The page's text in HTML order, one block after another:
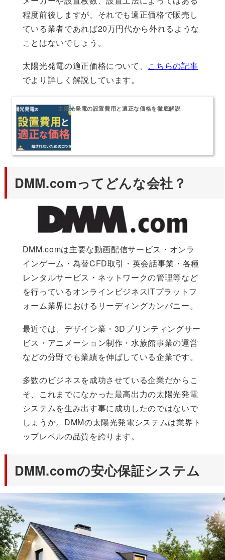
程度前後しますが、それでも適正価格で販売し
ている業者であれば20万円代から外れるような
ことはないでしょう。
太陽光発電の適正価格について、 こちらの記事
でより詳しく解説しています。
太陽光発電の設置費用と適正な価格を徹底解説
DMM.comってどんな会社？
DMM.comは主要な動画配信サービス・オンラ
インゲーム・為替CFD取引・英会話事業・各種
レンタルサービス・ネットワークの管理等など
を行っているオンラインビジネスITプラットフ
ォーム業界におけるリーディングカンパニー。
最近では、デザイン業・3Dプリンティングサー
ビス・アニメーション制作・水族館事業の運営
などの分野でも業績を伸ばしている企業です。
多数のビジネスを成功させている企業だからこ
そ、これまでになかった最高出力の太陽光発電
システムを生み出す事に成功したのではないで
しょうか。DMMの太陽光発電システムは業界ト
ップレベルの品質を誇ります。
DMM.comの安心保証システム